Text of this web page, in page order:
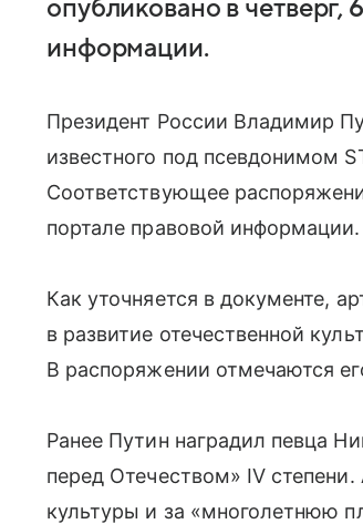
опубликовано в четверг,
информации.
Президент России Владимир
известного под псевдонимом
Соответствующее
портале правовой информации.
Как уточняется в документе,
в развитие отечественной
В распоряжении отмечаются
Ранее Путин наградил певца
перед Отечеством» IV
культуры и за «многолетнюю